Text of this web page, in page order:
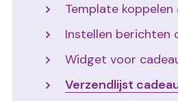
Template
Instellen berichten
Widget voor
Verzendlijst